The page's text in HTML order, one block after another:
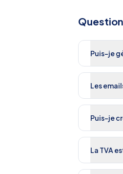
Puis-je
Les
Puis-je
La TVA